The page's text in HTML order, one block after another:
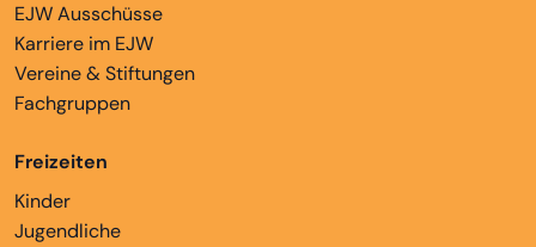
EJW Ausschüsse
Karriere im EJW
Vereine & Stiftungen
Fachgruppen
Freizeiten
Kinder
Jugendliche